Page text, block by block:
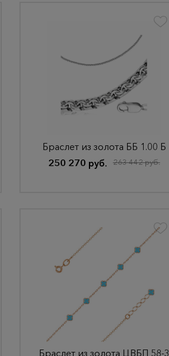
Браслет из золота ББ 1.00 Б
250 270 руб.
263 442 руб.
Браслет из золота ЦВБП 58-3